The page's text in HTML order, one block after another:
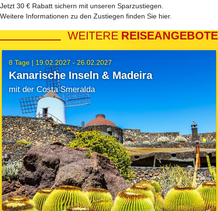
Jetzt 30 € Rabatt sichern mit unseren Sparzustiegen
Weitere Informationen zu den Zustiegen finden Sie hier.
WEITERE REISEANGEBOTE
8 Tage | 19.02.2027 - 26.02.2027
Kanarische Inseln & Madeira
mit der Costa Smeralda